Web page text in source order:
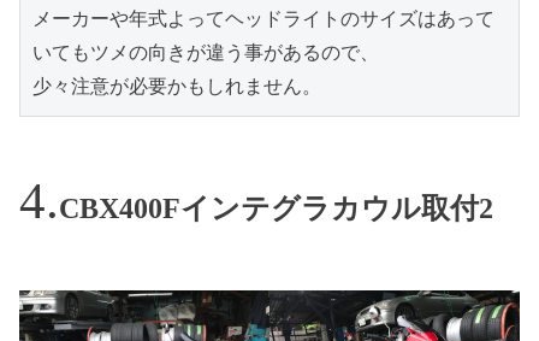
メーカーや年式よってヘッドライトのサイズはあって
いてもツメの向きが違う事があるので、
CBX400Fインテグラカウル取付2